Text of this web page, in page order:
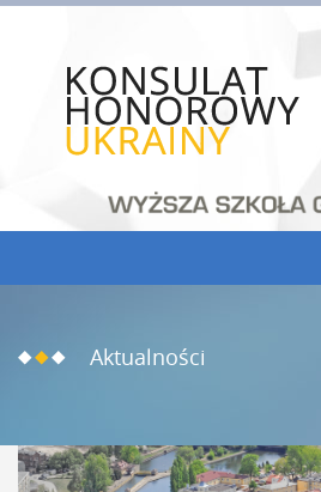
Aktualności